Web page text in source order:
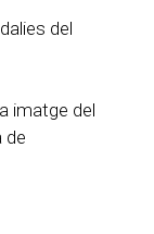
del
imatge del
de